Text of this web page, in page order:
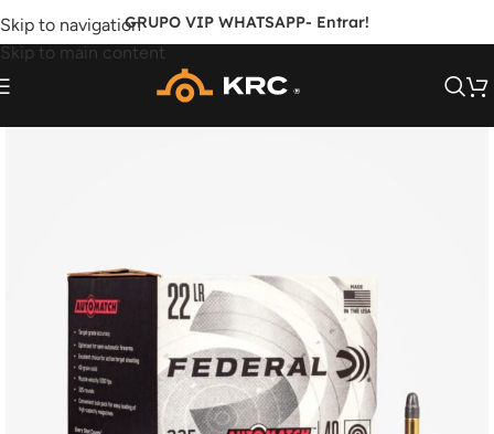
Skip to navigation
Skip to main content
GRUPO VIP WHATSAPP- Entrar!